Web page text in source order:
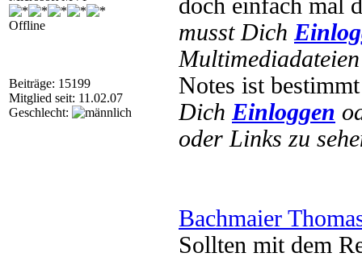
Offline
Beiträge: 15199
Mitglied seit: 11.02.07
Geschlecht:
doch einfach mal
musst Dich
Notes ist
Dich Einloggen
oder Links zu
Bachmaier
Sollten mit dem